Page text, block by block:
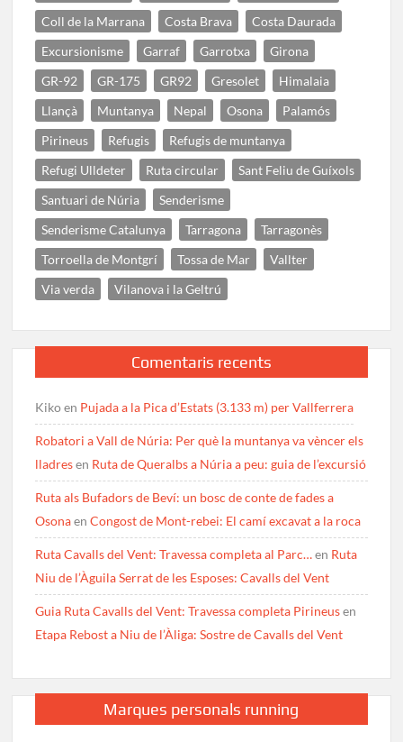
Coll de la Marrana
Costa Brava
Costa Daurada
Excursionisme
Garraf Garrotxa
Girona
GR-92
GR-175 GR92 Gresolet
Himalaia
Llançà
Muntanya Nepal Osona
Palamós
Pirineus
Refugis
Refugis de muntanya
Refugi Ulldeter
Ruta circular
Sant Feliu de Guíxols
Santuari de Núria
Senderisme
Senderisme Catalunya
Tarragona
Tarragonès
Torroella de Montgrí
Tossa de Mar
Vallter
Via verda
Vilanova i la Geltrú
Comentaris recents
Kikoen Pujada a la Pica d’Estats (3.133 m) per Vallferrera
Robatori a Vall de Núria: Per què la muntanya va vèncer els
lladresen Ruta de Queralbs a Núria a peu: guia de l’excursió
Ruta als Bufadors de Beví: un bosc de conte de fades a
OsonaenCongost de Mont-rebei: El camí excavat a la roca
Ruta Cavalls del Vent: Travessa completa al Parc…en Ruta
Niu de l’Àguila Serrat de les Esposes: Cavalls del Vent
Guia Ruta Cavalls del Vent: Travessa completa Pirineusen
Etapa Rebost a Niu de l’Àliga: Sostre de Cavalls del Vent
Marques personals running